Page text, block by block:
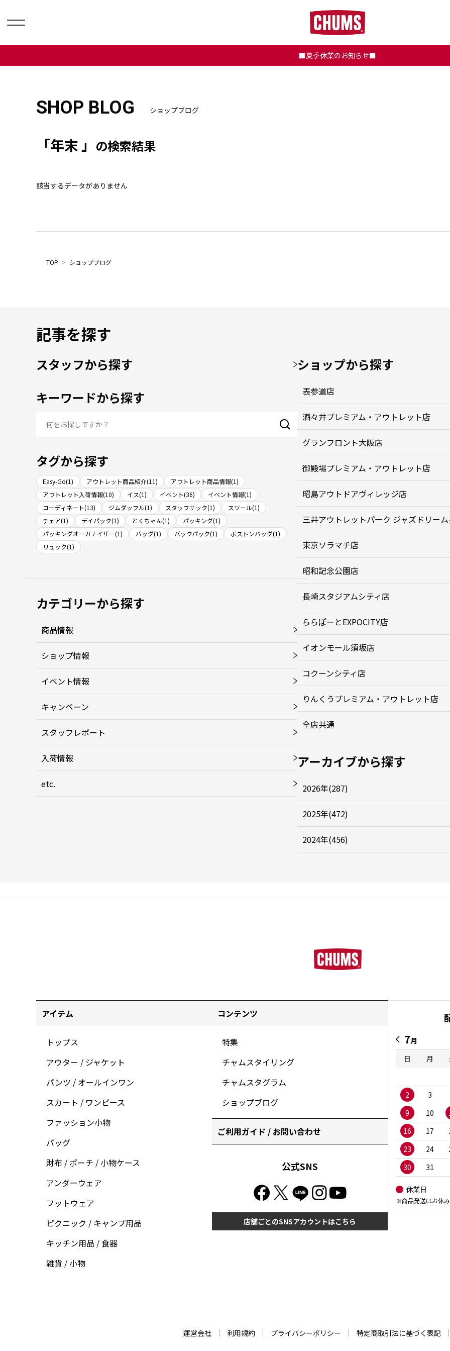
■夏季休業のお知らせ■
SHOP BLOG ショップブログ
「年末 」 の検索結果
該当するデータがありません
TOP > ショップブログ
記事を探す
スタッフから探す
キーワードから探す
タグから探す
Easy-Go(1) アウトレット商品紹介(11)
アウトレット商品情報(1)
アウトレット入荷情報(10)
イス(1) イベント(36)
イベント情報(1)
コーディネート(13)
ジムダッフル(1) スタッフサック(1)
スツール(1)
チェア(1)
デイパック(1) とくちゃん(1)
パッキング(1)
パッキングオーガナイザー(1)
バッグ(1) バックパック(1)
ボストンバッグ(1)
リュック(1)
カテゴリーから探す
商品情報
ショップ情報
イベント情報
キャンペーン
スタッフレポート
入荷情報
etc.
ショップから探す
表参道店
酒々井プレミアム・アウトレット店
グランフロント大阪店
御殿場プレミアム・アウトレット店
昭島アウトドアヴィレッジ店
三井アウトレットパーク ジャズドリー
東京ソラマチ店
昭和記念公園店
長崎スタジアムシティ店
ららぽーとEXPOCITY店
イオンモール須坂店
コクーンシティ店
りんくうプレミアム・アウトレット店
全店共通
アーカイブから探す
2026年(287)
2025年(472)
2024年(456)
アイテム
トップス
アウター / ジャケット
パンツ / オールインワン
スカート / ワンピース
ファッション小物
バッグ
財布 / ポーチ / 小物ケース
アンダーウェア
フットウェア
ピクニック / キャンプ用品
キッチン用品 / 食器
雑貨 / 小物
コンテンツ
特集
チャムスタイリング
チャムスタグラム
ショップブログ
ご利用ガイド / お問い合わせ
公式SNS
店舗ごとのSNSアカウントはこちら
7月
日
月
2
3
9
10
16
17
23
24
30
31
休業日
※商品発送はお休
運営会社 利用規約 プライバシーポリシー 特定商取引法に基づく表記